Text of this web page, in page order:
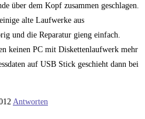
über dem Kopf zusammen geschlagen.
alte Laufwerke aus
und die Reparatur gieng einfach.
keinen PC mit Diskettenlaufwerk mehr
auf USB Stick geschieht dann bei
Antworten